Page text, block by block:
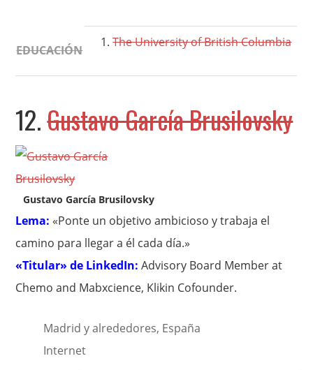
EDUCACIÓN
The University of British Columbia
12.Gustavo García Brusilovsky
Gustavo García Brusilovsky
Lema: «Ponte un objetivo ambicioso y trabaja el
camino para llegar a él cada día.»
«Titular» de LinkedIn:Advisory Board Member at
Chemo and Mabxcience, Klikin Cofounder.
Madrid y alrededores, España
Internet